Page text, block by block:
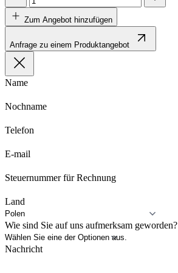
Zum Angebot hinzufügen
Anfrage zu einem Produktangebot
Name
Nochname
Telefon
E-mail
Steuernummer für Rechnung
Land
Wie sind Sie auf uns aufmerksam geworden?
Nachricht